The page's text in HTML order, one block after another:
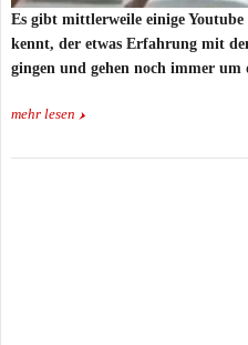
Es gibt mittlerweile einige
kennt, der etwas Erfahrung mit
gingen und gehen noch immer um
mehr lesen